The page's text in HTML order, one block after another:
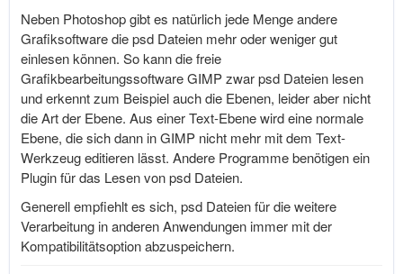
Neben Photoshop gibt es natürlich jede Menge andere
Grafiksoftware die psd Dateien mehr oder weniger gut
einlesen können. So kann die freie
Grafikbearbeitungssoftware GIMP zwar psd Dateien lesen
und erkennt zum Beispiel auch die Ebenen, leider aber nicht
die Art der Ebene. Aus einer Text-Ebene wird eine normale
Ebene, die sich dann in GIMP nicht mehr mit dem Text-
Werkzeug editieren lässt. Andere Programme benötigen ein
Plugin für das Lesen von psd Dateien.
Generell empfiehlt es sich, psd Dateien für die weitere
Verarbeitung in anderen Anwendungen immer mit der
Kompatibilitätsoption abzuspeichern.